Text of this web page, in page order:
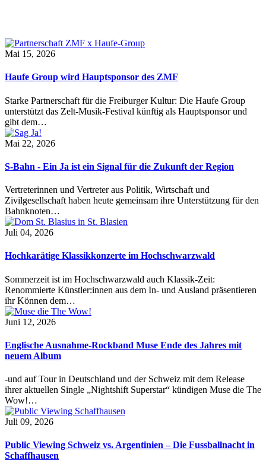
Mai 15, 2026
Haufe Group wird Hauptsponsor des ZMF
Starke Partnerschaft für die Freiburger Kultur: Die Haufe Group
unterstützt das Zelt-Musik-Festival künftig als Hauptsponsor und
gibt dem…
Mai 22, 2026
S-Bahn - Ein Ja ist ein Signal für die Zukunft der Region
Vertreterinnen und Vertreter aus Politik, Wirtschaft und
Zivilgesellschaft haben heute gemeinsam ihre Unterstützung für den
Bahnknoten…
Juli 04, 2026
Hochkarätige Klassikkonzerte im Hochschwarzwald
Sommerzeit ist im Hochschwarzwald auch Klassik-Zeit:
Renommierte Künstler:innen aus dem In- und Ausland präsentieren
ihr Können dem…
Juni 12, 2026
Englische Ausnahme-Rockband Muse Ende des Jahres mit
neuem Album
-und auf Tour in Deutschland und der Schweiz mit dem Release
ihrer aktuellen Single „Nightshift Superstar“ kündigen Muse die The
Wow!…
Juli 09, 2026
Public Viewing Schweiz vs. Argentinien – Die Fussballnacht in
Schaffhausen